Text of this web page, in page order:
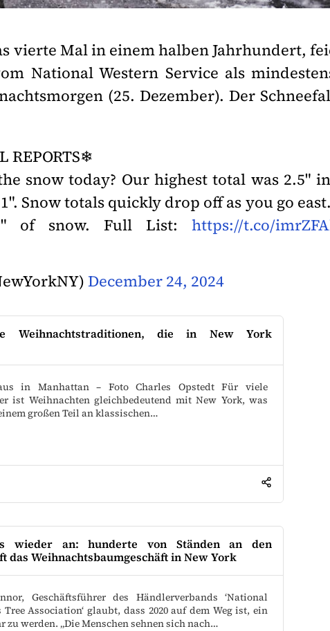
vierte Mal in einem halben Jahrhundert,
National Western Service als
(25. Dezember). Der
REPORTS❄
snow today? Our highest total was 2.5"
Snow totals quickly drop off as you go
of snow. Full List: https://t.co/
December 24, 2024
Weihnachtstraditionen, die in New York
in Manhattan – Foto Charles Opstedt Für viele
ist Weihnachten gleichbedeutend mit New York, was
großen Teil an klassischen…
wieder an: hunderte von Ständen an den
das Weihnachtsbaumgeschäft in New York
Geschäftsführer des Händlerverbands ‘National
Association‘ glaubt, dass 2020 auf dem Weg ist, ein
zu werden. „Die Menschen sehnen sich nach…